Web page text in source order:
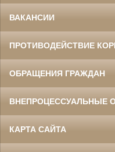
ВАКАНСИИ
ПРОТИВОДЕЙСТВИЕ
ОБРАЩЕНИЯ ГРАЖДАН
ВНЕПРОЦЕССУАЛЬНЫЕ
КАРТА САЙТА